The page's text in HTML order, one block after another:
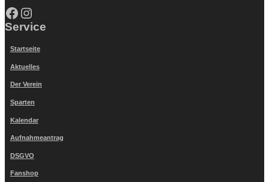
Facebook Instagram
Service
Startseite
Aktuelles
Der Verein
Sparten
Kalendar
Aufnahmeantrag
DSGVO
Fanshop